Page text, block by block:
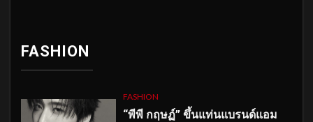
FASHION
FASHION
“พีพี กฤษฏ์” ขึ้นแท่นแบรนด์แอม